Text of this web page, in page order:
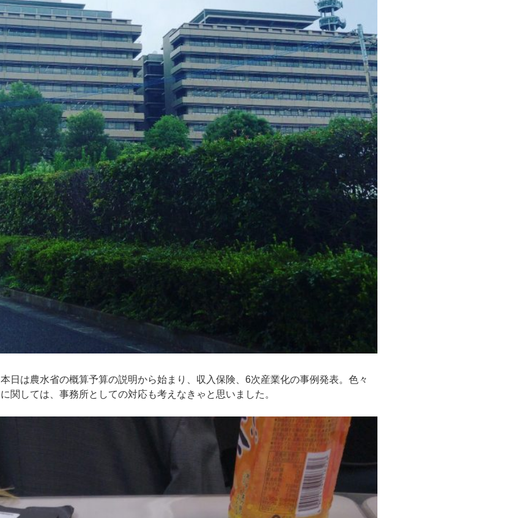
日は農水省の概算予算の説明から始まり、収入保険、6次産業化の事例発表。色々
関しては、事務所としての対応も考えなきゃと思いました。